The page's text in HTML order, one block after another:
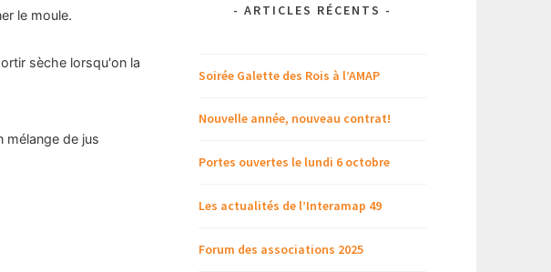
le moule.
sèche lorsqu'on la
mélange de jus
- ARTICLES RÉCENTS -
Soirée Galette des Rois à l’AMAP
Nouvelle année, nouveau contrat!
Portes ouvertes le lundi 6 octobre
Les actualités de l’Interamap 49
Forum des associations 2025